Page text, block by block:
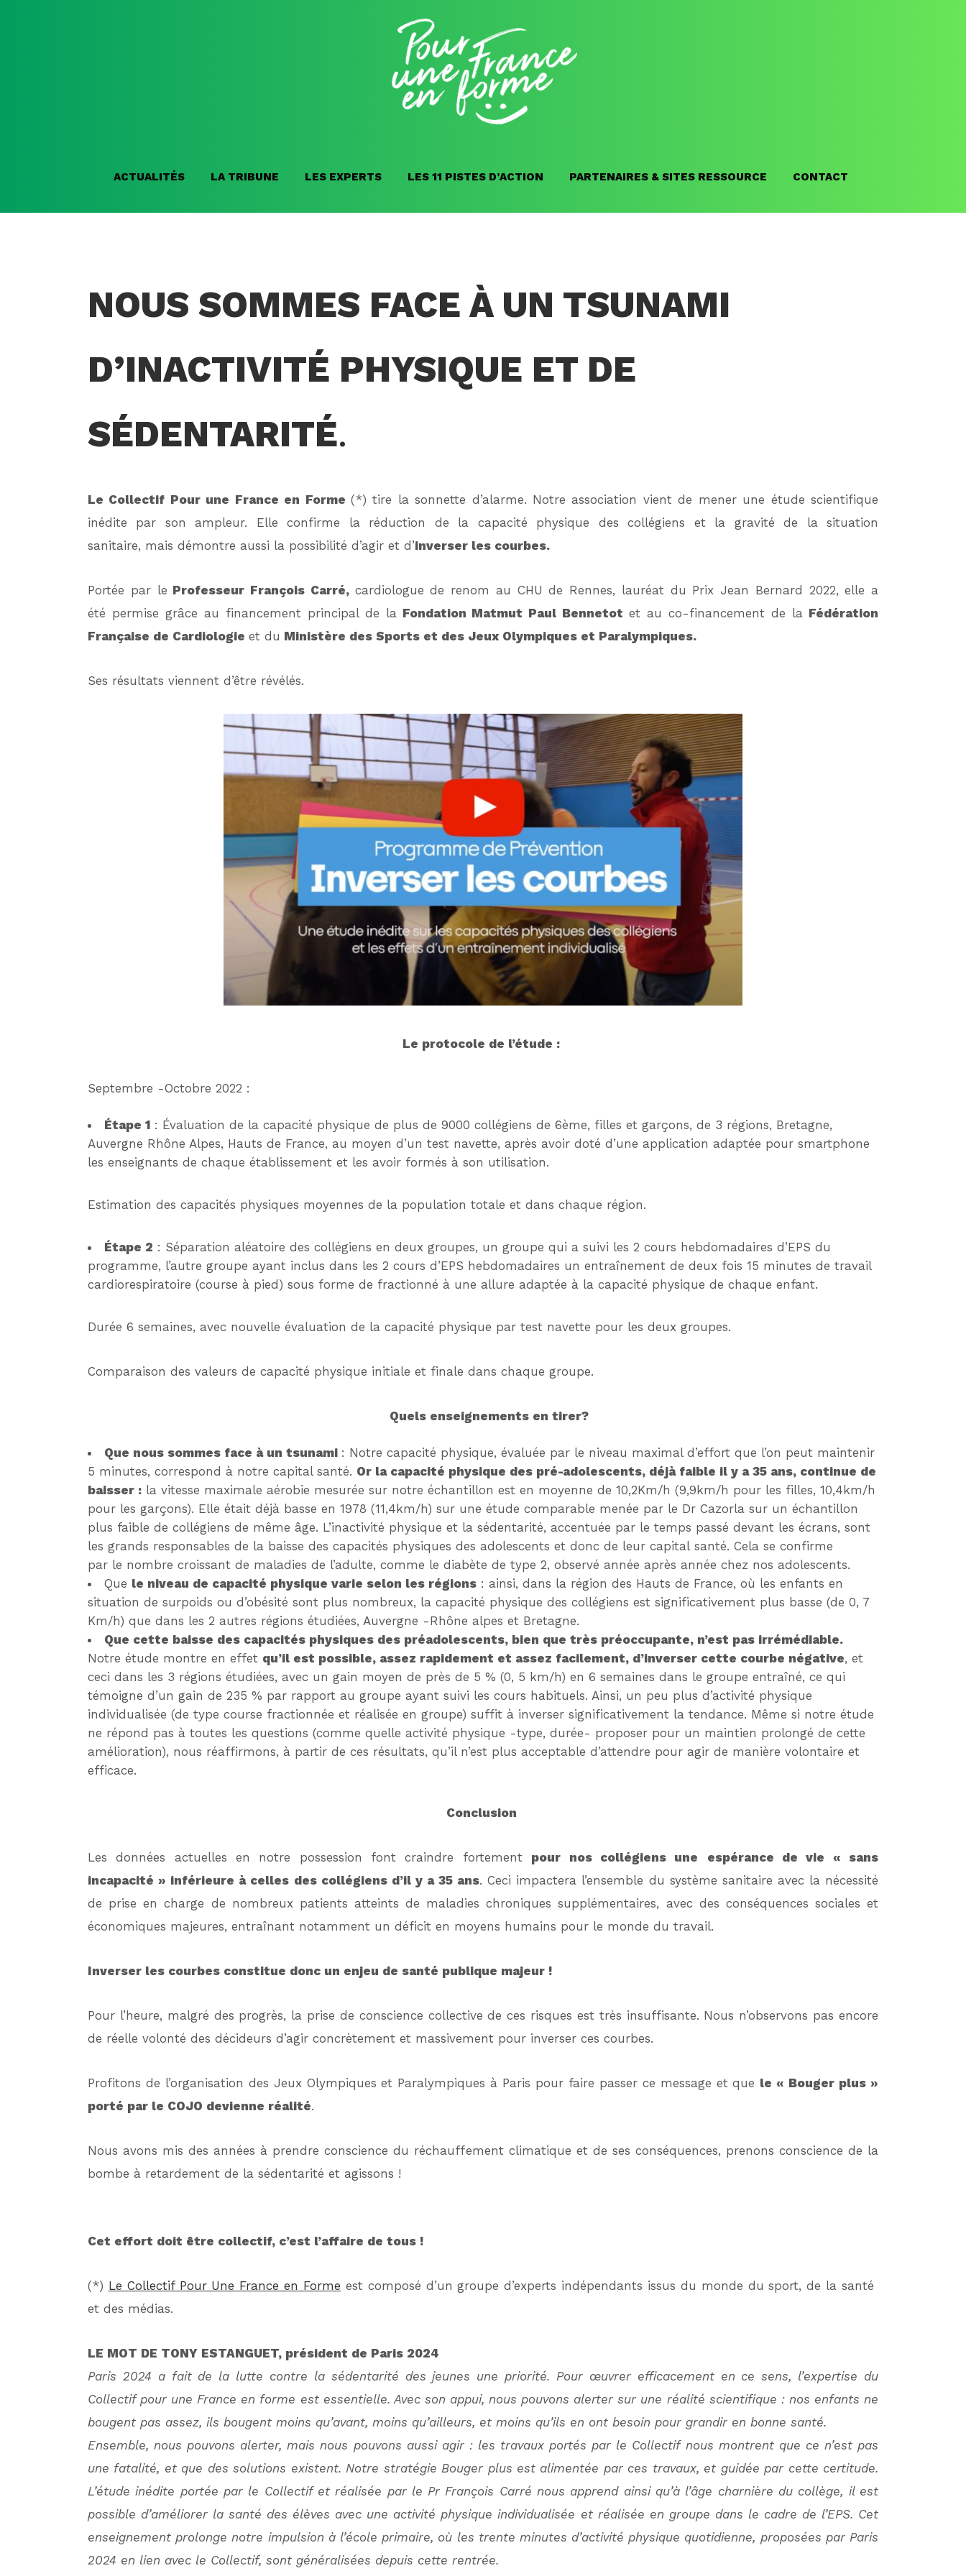
ACTUALITÉS LA TRIBUNE LES EXPERTS LES 11 PISTES D’ACTION PARTENAIRES & SITES RESSOURCE CONTACT
NOUS SOMMES FACE À UN TSUNAMI
D’INACTIVITÉ PHYSIQUE ET DE
SÉDENTARITÉ.
Le Collectif Pour une France en Forme (*) tire la sonnette d’alarme. Notre association vient de mener une étude scientifique
inédite par son ampleur. Elle confirme la réduction de la capacité physique des collégiens et la gravité de la situation
sanitaire, mais démontre aussi la possibilité d’agir et d’inverser les courbes.
Portée par le Professeur François Carré, cardiologue de renom au CHU de Rennes, lauréat du Prix Jean Bernard 2022, elle a
été permise grâce au financement principal de laFondation Matmut Paul Bennetotet au co-financement de la Fédération
Française de Cardiologie et du Ministère des Sports et des Jeux Olympiques et Paralympiques.
Ses résultats viennent d’être révélés.
Le protocole de l’étude :
Septembre -Octobre 2022 :
Étape 1 : Évaluation de la capacité physique de plus de 9000 collégiens de 6ème, filles et garçons, de 3 régions, Bretagne,
Auvergne Rhône Alpes, Hauts de France, au moyen d’un test navette, après avoir doté d’une application adaptée pour smartphone
les enseignants de chaque établissement et les avoir formés à son utilisation.
Estimation des capacités physiques moyennes de la population totale et dans chaque région.
Étape 2 : Séparation aléatoire des collégiens en deux groupes, un groupe qui a suivi les 2 cours hebdomadaires d’EPS du
programme, l’autre groupe ayant inclus dans les 2 cours d’EPS hebdomadaires un entraînement de deux fois 15 minutes de travail
cardiorespiratoire (course à pied) sous forme de fractionné à une allure adaptée à la capacité physique de chaque enfant.
Durée 6 semaines, avec nouvelle évaluation de la capacité physique par test navette pour les deux groupes.
Comparaison des valeurs de capacité physique initiale et finale dans chaque groupe.
Quels enseignements en tirer?
Que nous sommes face à un tsunami : Notre capacité physique, évaluée par le niveau maximal d’effort que l’on peut maintenir
5 minutes, correspond à notre capital santé. Or la capacité physique des pré-adolescents, déjà faible il y a 35 ans, continue de
baisser : la vitesse maximale aérobie mesurée sur notre échantillon est en moyenne de 10,2Km/h (9,9km/h pour les filles, 10,4km/h
pour les garçons). Elle était déjà basse en 1978 (11,4km/h) sur une étude comparable menée par le Dr Cazorla sur un échantillon
plus faible de collégiens de même âge. L’inactivité physique et la sédentarité, accentuée par le temps passé devant les écrans, sont
les grands responsables de la baisse des capacités physiques des adolescents et donc de leur capital santé. Cela se confirme
par le nombre croissant de maladies de l’adulte, comme le diabète de type 2, observé année après année chez nos adolescents.
Que le niveau de capacité physique varie selon les régions : ainsi, dans la région des Hauts de France, où les enfants en
situation de surpoids ou d’obésité sont plus nombreux, la capacité physique des collégiens est significativement plus basse (de 0, 7
Km/h) que dans les 2 autres régions étudiées, Auvergne -Rhône alpes et Bretagne.
Que cette baisse des capacités physiques des préadolescents, bien que très préoccupante, n’est pas irrémédiable.
Notre étude montre en effet qu’il est possible, assez rapidement et assez facilement, d’inverser cette courbe négative, et
ceci dans les 3 régions étudiées, avec un gain moyen de près de 5 % (0, 5 km/h) en 6 semaines dans le groupe entraîné, ce qui
témoigne d’un gain de 235 % par rapport au groupe ayant suivi les cours habituels. Ainsi, un peu plus d’activité physique
individualisée (de type course fractionnée et réalisée en groupe) suffit à inverser significativement la tendance. Même si notre étude
ne répond pas à toutes les questions (comme quelle activité physique -type, durée- proposer pour un maintien prolongé de cette
amélioration), nous réaffirmons, à partir de ces résultats, qu’il n’est plus acceptable d’attendre pour agir de manière volontaire et
efficace.
Conclusion
Les données actuelles en notre possession font craindre fortement pour nos collégiens une
espérance de vie « sans
incapacité » inférieure à celles des collégiens d’il y a 35 ans. Ceci impactera l’ensemble du système sanitaire avec la nécessité
de prise en charge de nombreux patients atteints de maladies chroniques supplémentaires, avec des conséquences sociales et
économiques majeures, entraînant notamment un déficit en moyens humains pour le monde du travail.
Inverser les courbes constitue donc un enjeu de santé publique majeur !
Pour l’heure, malgré des progrès, la prise de conscience collective de ces risques est très insuffisante. Nous n’observons pas encore
de réelle volonté des décideurs d’agir concrètement et massivement pour inverser ces courbes.
Profitons de l’organisation des Jeux Olympiques et Paralympiques à Paris pour faire passer ce message et que le « Bouger plus »
porté par le COJO devienne réalité.
Nous avons mis des années à prendre conscience du réchauffement climatique et de ses conséquences, prenons conscience de la
bombe à retardement de la sédentarité et agissons !
Cet effort doit être collectif, c’est l’affaire de tous !
(*) Le Collectif Pour Une France en Forme est composé d’un groupe d’experts indépendants issus du monde du sport, de la santé
et des médias.
LE MOT DE TONY ESTANGUET, président de Paris 2024
Paris 2024 a fait de la lutte contre la sédentarité des jeunes une priorité. Pour œuvrer efficacement en ce sens, l’expertise du
Collectif pour une France en forme est essentielle. Avec son appui, nous pouvons alerter sur une réalité scientifique : nos enfants ne
bougent pas assez, ils bougent moins qu’avant, moins qu’ailleurs, et moins qu’ils en ont besoin pour grandir en bonne santé.
Ensemble, nous pouvons alerter, mais nous pouvons aussi agir : les travaux portés par le Collectif nous montrent que ce n’est pas
une fatalité, et que des solutions existent. Notre stratégie Bouger plus est alimentée par ces travaux, et guidée par cette certitude.
L’étude inédite portée par le Collectif et réalisée par le Pr François Carré nous apprend ainsi qu’à l’âge charnière du collège, il est
possible d’améliorer la santé des élèves avec une activité physique individualisée et réalisée en groupe dans le cadre de l’EPS. Cet
enseignement prolonge notre impulsion à l’école primaire, où les trente minutes d’activité physique quotidienne, proposées par Paris
2024 en lien avec le Collectif, sont généralisées depuis cette rentrée.